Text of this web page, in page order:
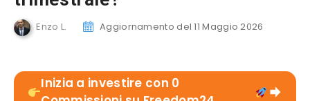
Enzo L. Aggiornamento del 11 Maggio 2026
Inizia a investire con 0